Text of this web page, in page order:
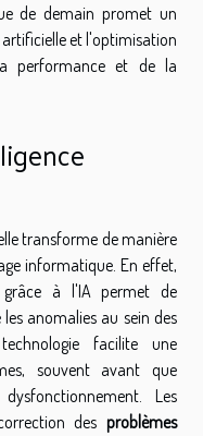
de demain promet un
artificielle et l'optimisation
performance et de la
transforme de manière
informatique. En effet,
grâce à l'IA permet de
anomalies au sein des
facilite une
souvent avant que
Les
desproblèmes